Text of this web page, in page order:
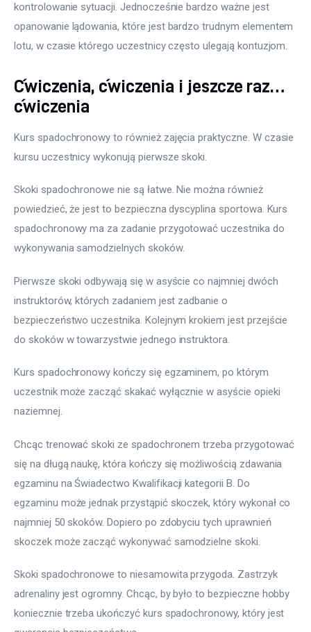
kontrolowanie sytuacji. Jednocześnie bardzo ważne jest
opanowanie lądowania, które jest bardzo trudnym elementem
lotu, w czasie którego uczestnicy często ulegają kontuzjom.
Ćwiczenia, ćwiczenia i jeszcze raz…
ćwiczenia
Kurs spadochronowy to również zajęcia praktyczne. W czasie
kursu uczestnicy wykonują pierwsze skoki.
Skoki spadochronowe nie są łatwe. Nie można również
powiedzieć, że jest to bezpieczna dyscyplina sportowa. Kurs
spadochronowy ma za zadanie przygotować uczestnika do
wykonywania samodzielnych skoków.
Pierwsze skoki odbywają się w asyście co najmniej dwóch
instruktorów, których zadaniem jest zadbanie o
bezpieczeństwo uczestnika. Kolejnym krokiem jest przejście
do skoków w towarzystwie jednego instruktora.
Kurs spadochronowy kończy się egzaminem, po którym
uczestnik może zacząć skakać wyłącznie w asyście opieki
naziemnej.
Chcąc trenować skoki ze spadochronem trzeba przygotować
się na długą naukę, która kończy się możliwością zdawania
egzaminu na Świadectwo Kwalifikacji kategorii B. Do
egzaminu może jednak przystąpić skoczek, który wykonał co
najmniej 50 skoków. Dopiero po zdobyciu tych uprawnień
skoczek może zacząć wykonywać samodzielne skoki.
Skoki spadochronowe to niesamowita przygoda. Zastrzyk
adrenaliny jest ogromny. Chcąc, by było to bezpieczne hobby
koniecznie trzeba ukończyć kurs spadochronowy, który jest